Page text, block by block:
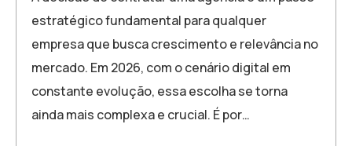
estratégico fundamental para qualquer
empresa que busca crescimento e relevância no
mercado. Em 2026, com o cenário digital em
constante evolução, essa escolha se torna
ainda mais complexa e crucial. É por…